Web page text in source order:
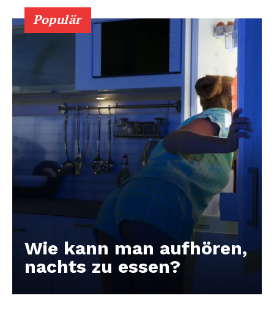
Populär
Wie kann man aufhören,
nachts zu essen?